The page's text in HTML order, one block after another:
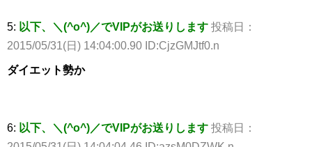
5: 以下、＼(^o^)／でVIPがお送りします 投稿日：
2015/05/31(日) 14:04:00.90 ID:CjzGMJtf0.n
ダイエット勢か
6: 以下、＼(^o^)／でVIPがお送りします 投稿日：